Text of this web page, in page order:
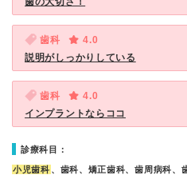
歯科
4.0
説明がしっかりしている
歯科
4.0
インプラントならココ
診療科目：
小児歯科 、歯科、矯正歯科、歯周病科、